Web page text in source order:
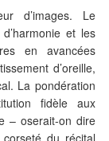
d’images. Le
et les
en avancées
d’oreille,
La pondération
fidèle aux
– oserait-on dire